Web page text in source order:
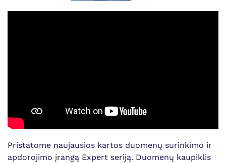
Pristatome naujausios kartos duomenų surinkimo ir
apdorojimo įrangą Expert seriją. Duomenų kaupiklis